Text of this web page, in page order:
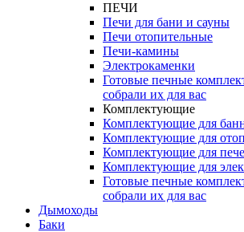
ПЕЧИ
Печи для бани и сауны
Печи отопительные
Печи-камины
Электрокаменки
Готовые печные
собрали их для вас
Комплектующие
Комплектующие для
Комплектующие для
Комплектующие для
Комплектующие для
Готовые печные
собрали их для вас
Дымоходы
Баки